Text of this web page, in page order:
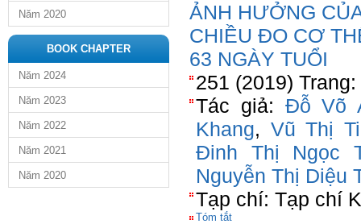
Năm 2020
BOOK CHAPTER
Năm 2024
Năm 2023
Năm 2022
Năm 2021
Năm 2020
ẢNH HƯỞNG
CHIỀU ĐO CƠ
63 NGÀY TUỔI
251 (2019)
Tác giả: Đỗ Võ
Khang, Vũ Thị
Đinh Thị Ngọc
Nguyễn Thị Diệu
Tạp chí: Tạp chí
Tóm tắt